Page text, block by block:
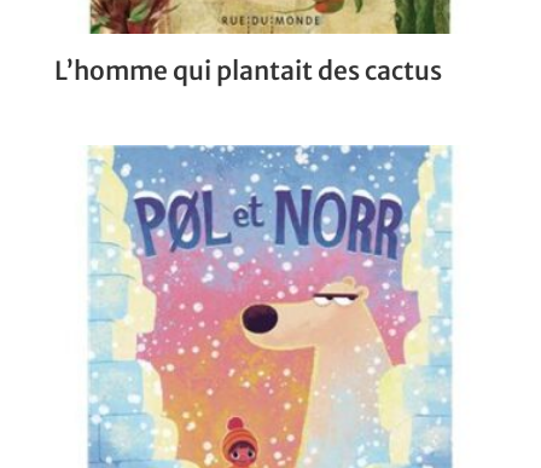
L’homme qui plantait des cactus